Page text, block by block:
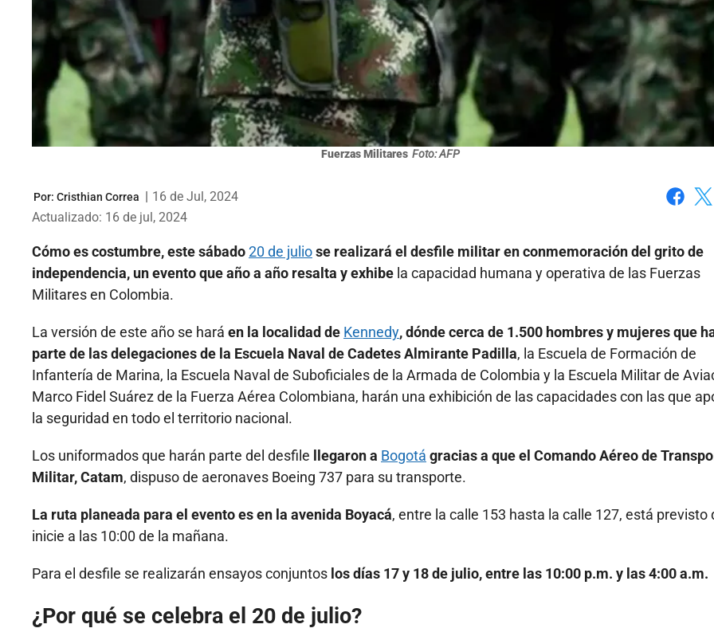
Fuerzas Militares Foto: AFP
Por: Cristhian Correa | 16 de Jul, 2024
Actualizado: 16 de jul, 2024
Cómo es costumbre, este sábado20 de juliose realizará el desfile militar en conmemoración del grito de
independencia, un evento que año a año resalta y exhibe la capacidad humana y operativa de las Fuerzas
Militares en Colombia.
La versión de este año se hará en la localidad de Kennedy, dónde cerca de 1.500 hombres y mujeres que
parte de las delegaciones de la Escuela Naval de CadetesAlmirante Padilla, la Escuela de Formación de
Infantería de Marina, la Escuela Naval de Suboficiales de la Armada de Colombia y la Escuela Militar de
Marco Fidel Suárez de la Fuerza Aérea Colombiana, harán una exhibición de las capacidades con las que
la seguridad en todo el territorio nacional.
Los uniformados que harán parte del desfile llegaron a Bogotá gracias a que el Comando Aéreo de
Militar, Catam, dispuso de aeronaves Boeing 737 para su transporte.
La ruta planeada para el evento es en la avenida Boyacá, entre la calle 153 hasta la calle 127, está previsto
inicie a las 10:00 de la mañana.
Para el desfile se realizarán ensayos conjuntos los días 17 y 18 de julio, entre las 10:00 p.m. y las 4:00 a.m.
¿Por qué se celebra el 20 de julio?